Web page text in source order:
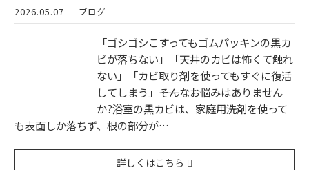
2026.05.07 ブログ
「ゴシゴシこすってもゴムパッキンの黒カ
ビが落ちない」「天井のカビは怖くて触れ
ない」「カビ取り剤を使ってもすぐに復活
してしまう」――そんなお悩みはありません
か?浴室の黒カビは、家庭用洗剤を使って
も表面しか落ちず、根の部分が…
詳しくはこちら